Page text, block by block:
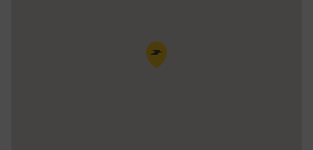
Pin de la carte